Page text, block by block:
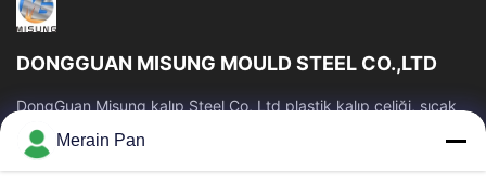
DONGGUAN MISUNG MOULD STEEL CO.,LTD
DongGuan Misung kalıp Steel Co, Ltd plastik kalıp çeliği, sıcak
iş çeliği, soğuk iş çeliği, alaşımlı yapısal çelik tedarikinde lider bir
şirkettir.
Hızlı Bağlantılar
Merain Pan